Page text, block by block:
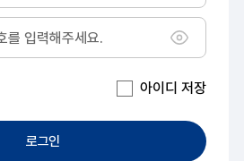
비밀번호
아이디 저장
로그인